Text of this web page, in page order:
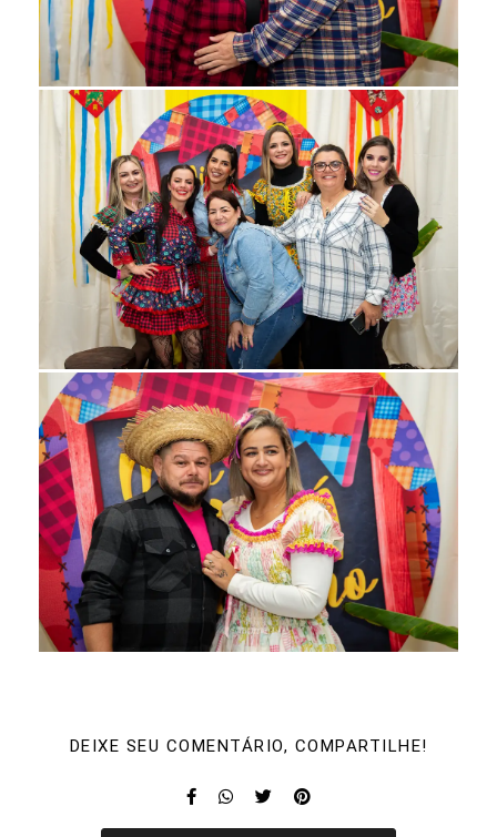
DEIXE SEU COMENTÁRIO, COMPARTILHE!